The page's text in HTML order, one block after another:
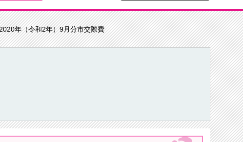
年（令和2年）9月分市交際費